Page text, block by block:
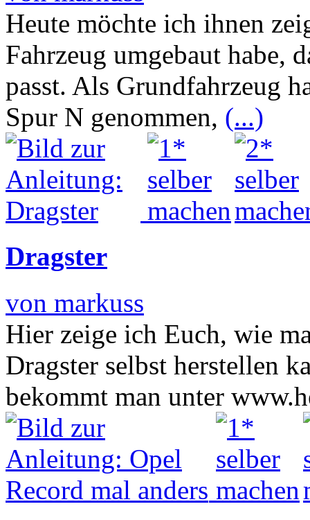
Heute möchte ich ihnen
Fahrzeug umgebaut habe,
passt. Als Grundfahrzeug
Spur N genommen, (...)
Dragster
von markuss
Hier zeige ich Euch, wie
Dragster selbst herstellen
bekommt man unter